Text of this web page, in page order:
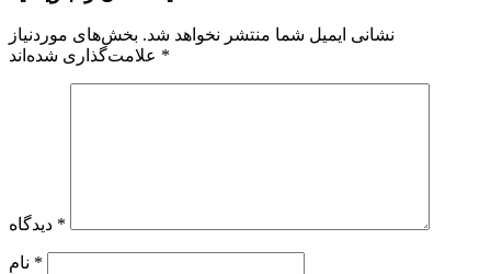
نشانی ایمیل شما منتشر نخواهد شد. بخش‌های موردنیاز
*
*
*